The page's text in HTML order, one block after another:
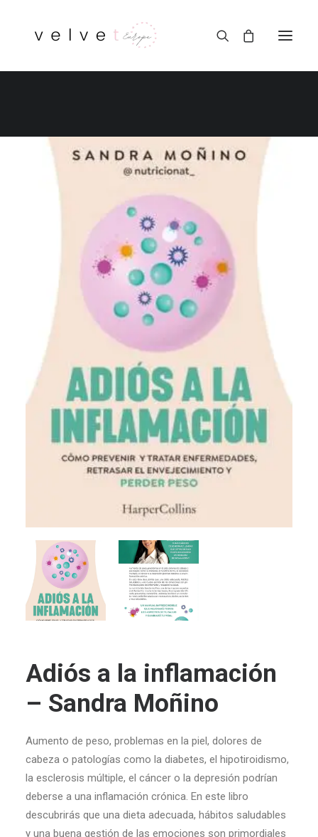
Adiós a la inflamación
– Sandra Moñino
Aumento de peso, problemas en la piel, dolores de
cabeza o patologías como la diabetes, el hipotiroidismo,
la esclerosis múltiple, el cáncer o la depresión podrían
deberse a una inflamación crónica. En este libro
descubrirás que una dieta adecuada, hábitos saludables
y una buena gestión de las emociones son primordiales